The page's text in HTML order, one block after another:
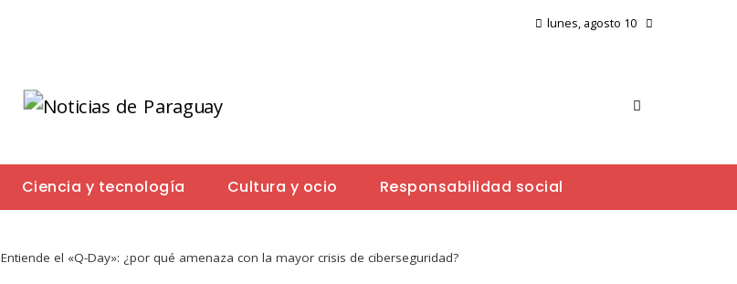
lunes, agosto 10
Ciencia y tecnología Cultura y ocio Responsabilidad social
Entiende el «Q-Day»: ¿por qué amenaza con la mayor crisis de ciberseguridad?